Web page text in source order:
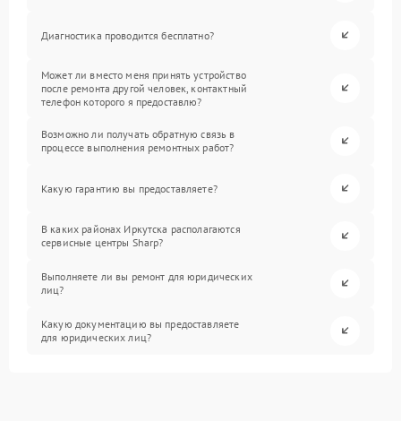
Диагностика проводится бесплатно?
Может ли вместо меня принять устройство
после ремонта другой человек, контактный
телефон которого я предоставлю?
Возможно ли получать обратную связь в
процессе выполнения ремонтных работ?
Какую гарантию вы предоставляете?
В каких районах Иркутска располагаются
сервисные центры Sharp?
Выполняете ли вы ремонт для юридических
лиц?
Какую документацию вы предоставляете
для юридических лиц?